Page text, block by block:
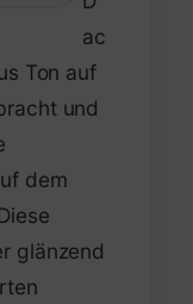
ac
Ton auf
und
dem
glänzend